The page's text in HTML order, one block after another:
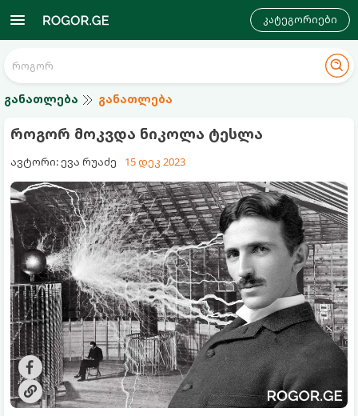
კატეგორიები
განათლება განათლება
როგორ მოკვდა ნიკოლა ტესლა
ავტორი: ევა რუაძე 15 დეკ 2023